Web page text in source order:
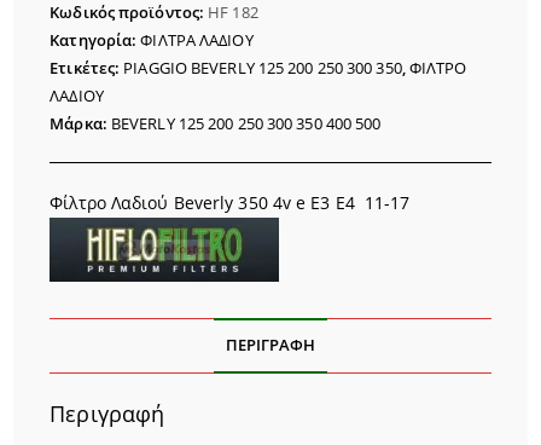
350
ποσότητα
Κωδικός προϊόντος: HF 182
Κατηγορία:ΦΙΛΤΡΑ ΛΑΔΙΟΥ
Ετικέτες: PIAGGIO BEVERLY 125 200 250 300 350, ΦΙΛΤΡΟ
ΛΑΔΙΟΥ
Μάρκα: BEVERLY 125 200 250 300 350 400 500
Φίλτρο Λαδιού Beverly 350 4v e E3 E4 11-17
ΠΕΡΙΓΡΑΦΉ
Περιγραφή